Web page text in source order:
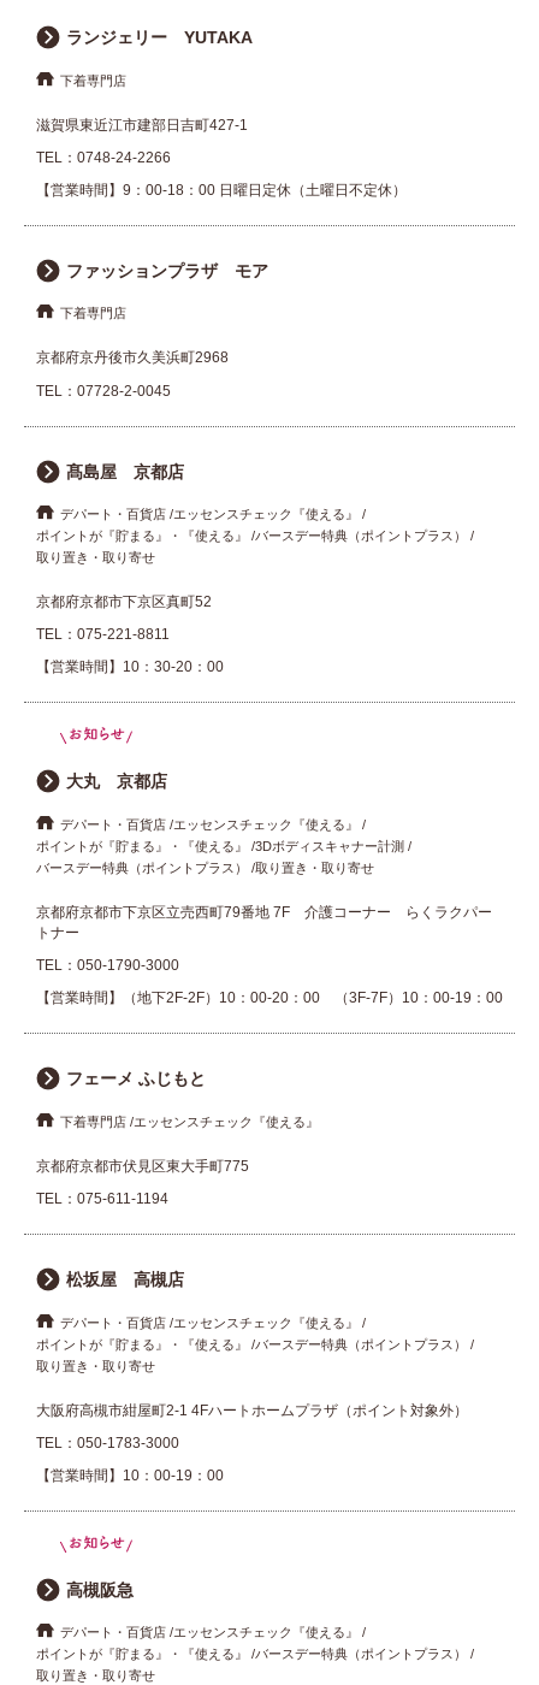
ランジェリー YUTAKA
下着専門店
滋賀県東近江市建部日吉町427-1
TEL： 0748-24-2266
【営業時間】9：00-18：00 日曜日定休（土曜日不定休）
ファッションプラザ モア
下着専門店
京都府京丹後市久美浜町2968
TEL： 07728-2-0045
髙島屋 京都店
デパート・百貨店 エッセンスチェック『使える』
ポイントが『貯まる』・『使える』
バースデー特典（ポイントプラス）
取り置き・取り寄せ
京都府京都市下京区真町52
TEL： 075-221-8811
【営業時間】10：30-20：00
大丸 京都店
デパート・百貨店 エッセンスチェック『使える』
ポイントが『貯まる』・『使える』
3Dボディスキャナー計測
バースデー特典（ポイントプラス）
取り置き・取り寄せ
京都府京都市下京区立売西町79番地 7F 介護コーナー らくラクパー
トナー
TEL： 050-1790-3000
【営業時間】（地下2F-2F）10：00-20：00 （3F-7F）10：00-19：00
フェーメ ふじもと
下着専門店 エッセンスチェック『使える』
京都府京都市伏見区東大手町775
TEL： 075-611-1194
松坂屋 高槻店
デパート・百貨店 エッセンスチェック『使える』
ポイントが『貯まる』・『使える』
バースデー特典（ポイントプラス）
取り置き・取り寄せ
大阪府高槻市紺屋町2-1 4Fハートホームプラザ（ポイント対象外）
TEL： 050-1783-3000
【営業時間】10：00-19：00
高槻阪急
デパート・百貨店 エッセンスチェック『使える』
ポイントが『貯まる』・『使える』
バースデー特典（ポイントプラス）
取り置き・取り寄せ